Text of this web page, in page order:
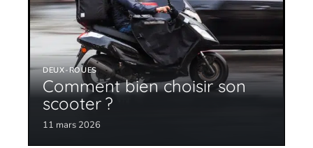
DEUX-ROUES
Comment bien choisir son
scooter ?
11 mars 2026